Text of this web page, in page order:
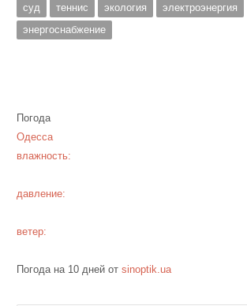
суд
теннис экология
электроэнергия
энергоснабжение
Погода
Одесса
влажность:
давление:
ветер:
Погода на 10 дней от sinoptik.ua